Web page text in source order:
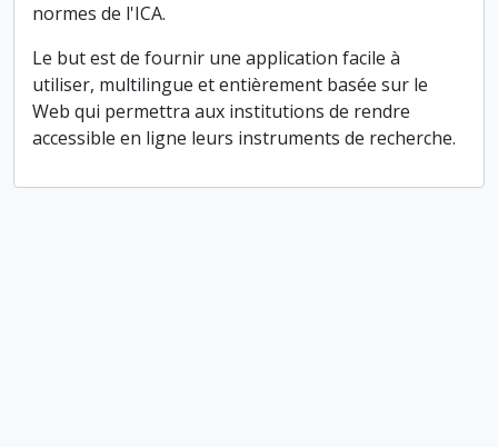
normes de l'ICA.
Le but est de fournir une application facile à
utiliser, multilingue et entièrement basée sur le
Web qui permettra aux institutions de rendre
accessible en ligne leurs instruments de recherche.